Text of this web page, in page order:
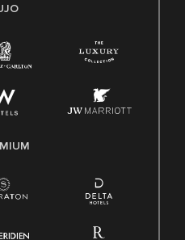
médica (FMLA)